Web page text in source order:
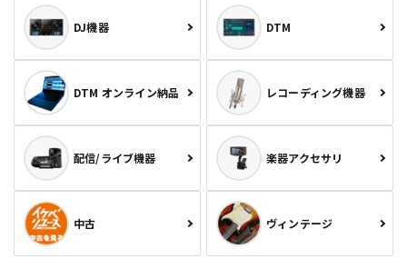
DJ機器 DTM
DTM オンライン納品 レコーディング機器
配信/ライブ機器 楽器アクセサリ
中古 ヴィンテージ